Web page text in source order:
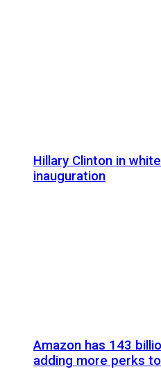
Hillary Clinton in
inauguration
Amazon has 143
adding more perks